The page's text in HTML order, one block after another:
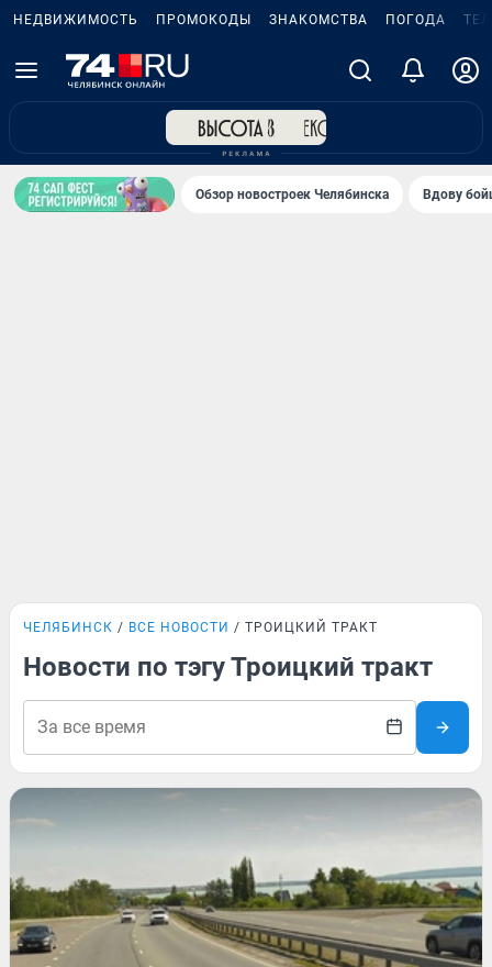
НЕДВИЖИМОСТЬ ПРОМОКОДЫ ЗНАКОМСТВА ПОГОДА
Обзор новостроек Челябинска Вдову
ЧЕЛЯБИНСК ВСЕ НОВОСТИ ТРОИЦКИЙ ТРАКТ
Новости по тэгу Троицкий тракт